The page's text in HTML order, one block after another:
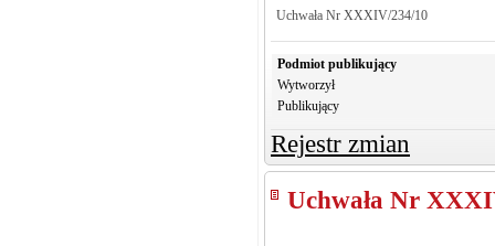
Uchwała Nr XXXIV/234/10
Podmiot publikujący
Wytworzył
Publikujący
Rejestr zmian
Uchwała Nr